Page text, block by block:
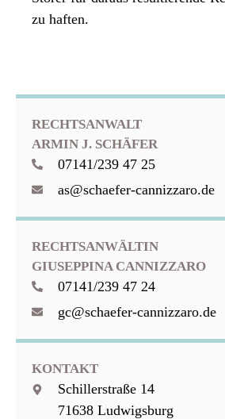
zu haften.
RECHTSANWALT
ARMIN J. SCHÄFER
07141/239 47 25
as@schaefer-cannizzaro.de
RECHTSANWÄLTIN
GIUSEPPINA CANNIZZARO
07141/239 47 24
gc@schaefer-cannizzaro.de
KONTAKT
Schillerstraße 14
71638 Ludwigsburg